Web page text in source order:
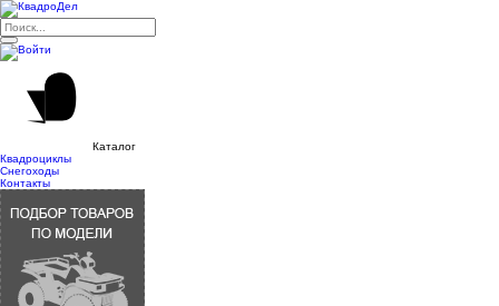
Каталог
Квадроциклы
Снегоходы
Контакты